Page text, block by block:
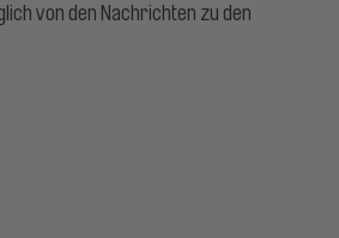
von den Nachrichten zu den